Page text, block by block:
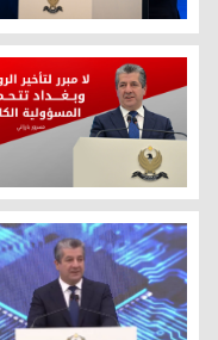
رئيس حكومة إقليم كوردستان يضع
مسرور بارزاني: إنتاج